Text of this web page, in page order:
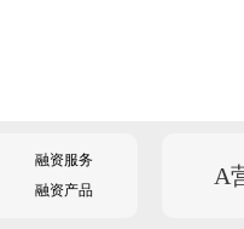
融资服务
融资产品
A